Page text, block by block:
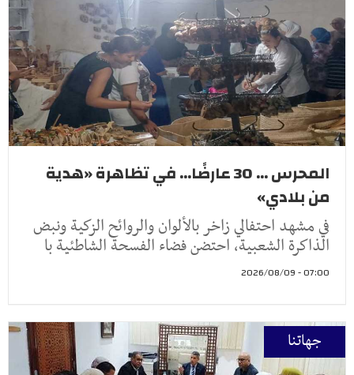
المحرس ... 30 عارضًا... في تظاهرة «هدية
من بلادي»
في مشهد احتفالي زاخر بالألوان والروائح الزكية ونبض
الذاكرة الشعبية، احتضن فضاء الفسحة الشاطئية با
07:00 - 2026/08/09
جهاتنا